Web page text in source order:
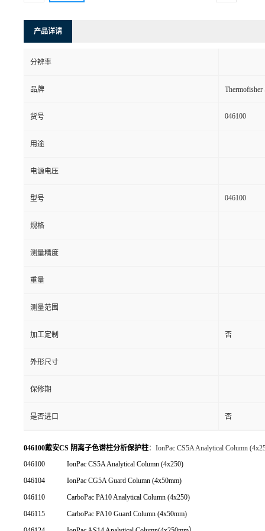
产品详请
分辨率
品牌
货号 046100
用途
电源电压
型号 046100
规格
测量精度
重量
测量范围
加工定制 否
外形尺寸
保修期
是否进口 否
046100戴安CS 阴离子色谱柱分析保护柱：IonPac CS5A Analytical Column
046100
IonPac CS5A Analytical Column (4x250)
046104
IonPac CG5A Guard Column (4x50mm)
046110
CarboPac PA10 Analytical Column (4x250)
046115
CarboPac PA10 Guard Column (4x50mm)